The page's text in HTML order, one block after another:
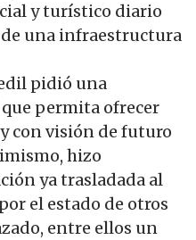
y turístico diario
una infraestructura
pidió una
permita ofrecer
con visión de futuro
hizo
ya trasladada al
el estado de otros
entre ellos un